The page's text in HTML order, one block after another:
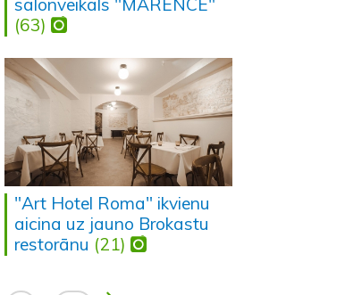
(63)
"Art Hotel Roma" ikvienu
aicina uz jauno Brokastu
restorānu (21)